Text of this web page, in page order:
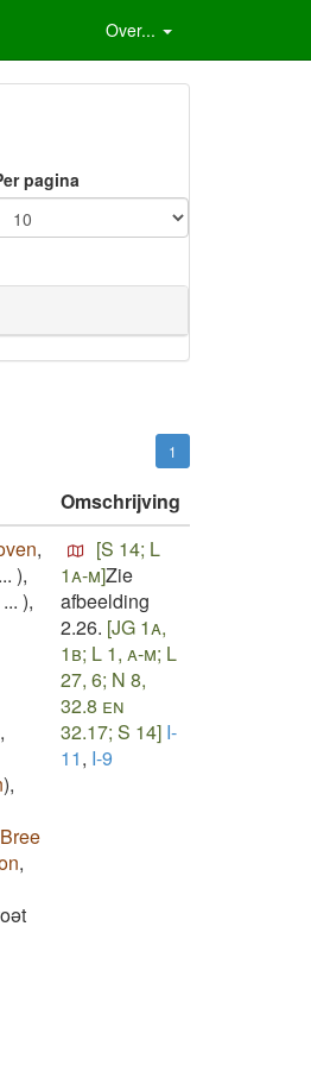
Over...
pagina
1
Omschrijving
,
... ),
... ),
,
),
Bree
,
[S 14; L
1a-m]Zie
afbeelding
2.26. [JG 1a,
1b; L 1, a-m; L
27, 6; N 8,
32.8 en
32.17; S 14] I-
11, I-9